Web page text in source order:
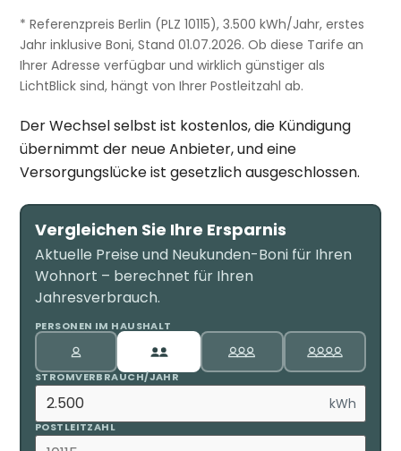
* Referenzpreis Berlin (PLZ 10115), 3.500 kWh/Jahr, erstes
Jahr inklusive Boni, Stand 01.07.2026. Ob diese Tarife an
Ihrer Adresse verfügbar und wirklich günstiger als
LichtBlick sind, hängt von Ihrer Postleitzahl ab.
Der Wechsel selbst ist kostenlos, die Kündigung
übernimmt der neue Anbieter, und eine
Versorgungslücke ist gesetzlich ausgeschlossen.
Vergleichen Sie Ihre Ersparnis
Aktuelle Preise und Neukunden-Boni für Ihren
Wohnort – berechnet für Ihren
Jahresverbrauch.
PERSONEN IM HAUSHALT
STROMVERBRAUCH/JAHR
kWh
POSTLEITZAHL